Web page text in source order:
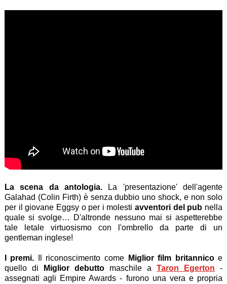
La scena da antologia.
La 'presentazione' dell'agente
Galahad (Colin Firth) è senza dubbio uno shock, e non solo
per il giovane Eggsy o per i molestiavventori del pub nella
quale si svolge… D'altronde nessuno mai si aspetterebbe
tale letale virtuosismo con l'ombrello da parte di un
gentleman inglese!
I premi. Il riconoscimento come Miglior film britannicoe
quello di
Miglior debutto maschile aTaron Egerton -
assegnati agli Empire Awards - furono una vera e propria